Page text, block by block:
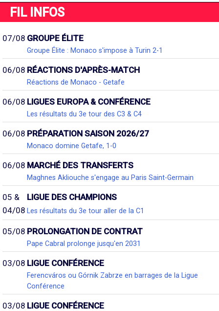
FIL INFOS
07/08 GROUPE ÉLITE
Groupe Élite : Monaco s'impose à Turin 2-1
06/08 RÉACTIONS D'APRÈS-MATCH
Réactions de Monaco - Getafe
06/08 LIGUES EUROPA & CONFÉRENCE
Les résultats du 3e tour des C3 & C4
06/08 PRÉPARATION SAISON 2026/27
Monaco domine Getafe, 1-0
06/08 MARCHÉ DES TRANSFERTS
Maghnes Akliouche s'engage au Paris Saint-Germain
05 &
04/08
LIGUE DES CHAMPIONS
Les résultats du 3e tour aller de la C1
05/08 PROLONGATION DE CONTRAT
Pape Cabral prolonge jusqu'en 2031
03/08 LIGUE CONFÉRENCE
Ferencváros ou Górnik Zabrze en barrages de la Ligue
Conférence
03/08 LIGUE CONFÉRENCE